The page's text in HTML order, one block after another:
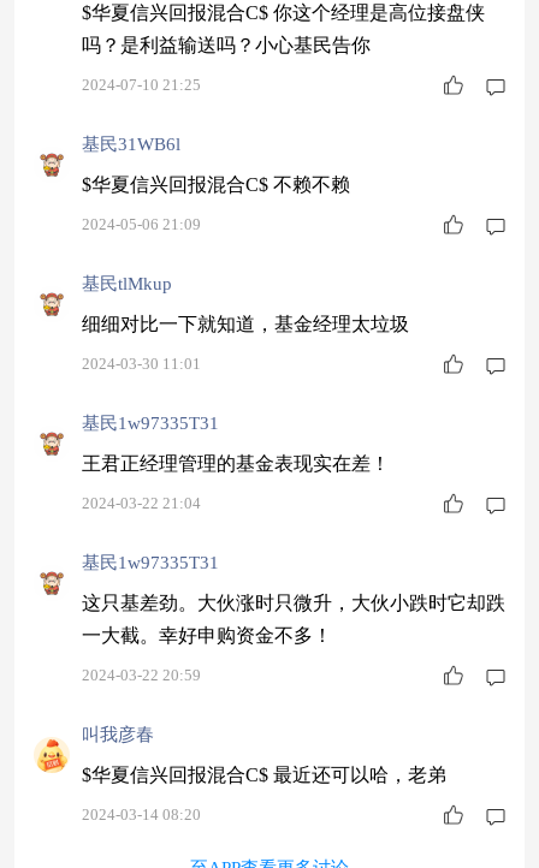
$华夏信兴回报混合C$ 你这个经理是高位接盘侠
吗？是利益输送吗？小心基民告你
2024-07-10 21:25
基民31WB6l
$华夏信兴回报混合C$ 不赖不赖
2024-05-06 21:09
基民tlMkup
细细对比一下就知道，基金经理太垃圾
2024-03-30 11:01
基民1w97335T31
王君正经理管理的基金表现实在差！
2024-03-22 21:04
基民1w97335T31
这只基差劲。大伙涨时只微升，大伙小跌时它却跌
一大截。幸好申购资金不多！
2024-03-22 20:59
叫我彦春
$华夏信兴回报混合C$ 最近还可以哈，老弟
2024-03-14 08:20